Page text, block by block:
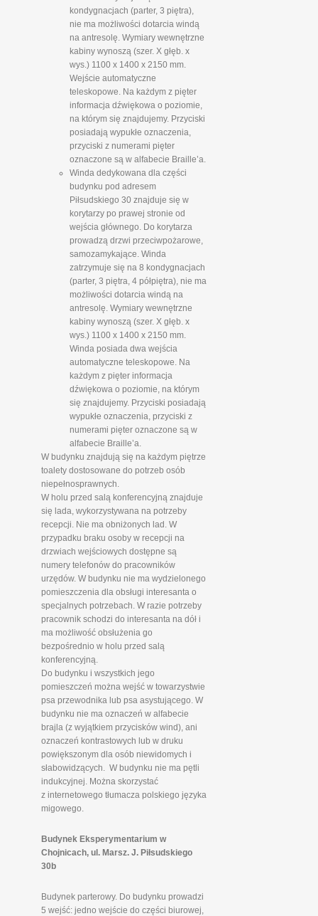
kondygnacjach (parter, 3 piętra),
nie ma możliwości dotarcia windą
na antresolę. Wymiary wewnętrzne
kabiny wynoszą (szer. X głęb. x
wys.) 1100 x 1400 x 2150 mm.
Wejście automatyczne
teleskopowe. Na każdym z pięter
informacja dźwiękowa o poziomie,
na którym się znajdujemy. Przyciski
posiadają wypukłe oznaczenia,
przyciski z numerami pięter
oznaczone są w alfabecie Braille’a.
Winda dedykowana dla części
budynku pod adresem
Piłsudskiego 30 znajduje się w
korytarzy po prawej stronie od
wejścia głównego. Do korytarza
prowadzą drzwi przeciwpożarowe,
samozamykające. Winda
zatrzymuje się na 8 kondygnacjach
(parter, 3 piętra, 4 półpiętra), nie ma
możliwości dotarcia windą na
antresolę. Wymiary wewnętrzne
kabiny wynoszą (szer. X głęb. x
wys.) 1100 x 1400 x 2150 mm.
Winda posiada dwa wejścia
automatyczne teleskopowe. Na
każdym z pięter informacja
dźwiękowa o poziomie, na którym
się znajdujemy. Przyciski posiadają
wypukłe oznaczenia, przyciski z
numerami pięter oznaczone są w
alfabecie Braille’a.
W budynku znajdują się na każdym piętrze
toalety dostosowane do potrzeb osób
niepełnosprawnych.
W holu przed salą konferencyjną znajduje
się lada, wykorzystywana na potrzeby
recepcji. Nie ma obniżonych lad. W
przypadku braku osoby w recepcji na
drzwiach wejściowych dostępne są
numery telefonów do pracowników
urzędów. W budynku nie ma wydzielonego
pomieszczenia dla obsługi interesanta o
specjalnych potrzebach. W razie potrzeby
pracownik schodzi do interesanta na dół i
ma możliwość obsłużenia go
bezpośrednio w holu przed salą
konferencyjną.
Do budynku i wszystkich jego
pomieszczeń można wejść w towarzystwie
psa przewodnika lub psa asystującego. W
budynku nie ma oznaczeń w alfabecie
brajla (z wyjątkiem przycisków wind), ani
oznaczeń kontrastowych lub w druku
powiększonym dla osób niewidomych i
słabowidzących. W budynku nie ma pętli
indukcyjnej. Można skorzystać
z internetowego tłumacza polskiego języka
migowego.
Budynek Eksperymentarium w
Chojnicach, ul. Marsz. J. Piłsudskiego
30b
Budynek parterowy. Do budynku prowadzi
5 wejść: jedno wejście do części biurowej,